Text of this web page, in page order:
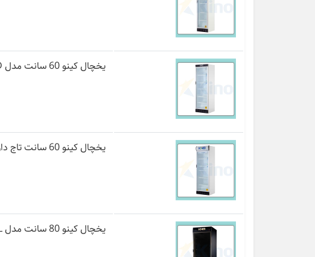
یخچال کینو 60 سانت مدل KR615WL-1D
یخچال کینو 60 سانت تاج دار مدل KR615-1D
یخچال کینو 80 سانت مدل KR680 BL